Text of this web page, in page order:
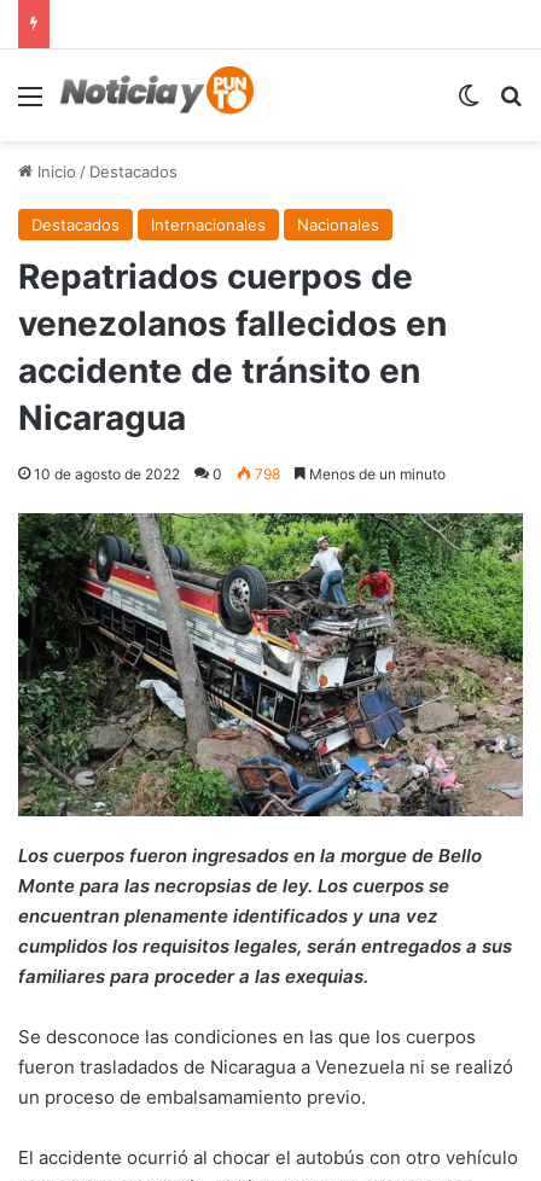
Menú
Inicio / Destacados
Destacados Internacionales Nacionales
Repatriados cuerpos de
venezolanos fallecidos en
accidente de tránsito en
Nicaragua
10 de agosto de 2022 0 798 Menos de un minuto
Los cuerpos fueron ingresados en la morgue de Bello
Monte para las necropsias de ley. Los cuerpos se
encuentran plenamente identificados y una vez
cumplidos los requisitos legales, serán entregados a sus
familiares para proceder a las exequias.
Se desconoce las condiciones en las que los cuerpos
fueron trasladados de Nicaragua a Venezuela ni se realizó
un proceso de embalsamamiento previo.
El accidente ocurrió al chocar el autobús con otro vehículo